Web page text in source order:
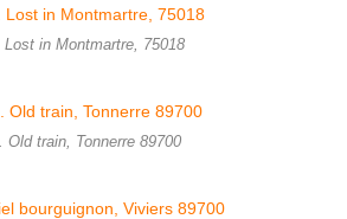
Lost in Montmartre, 75018
Old train, Tonnerre 89700